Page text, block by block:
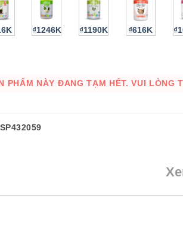
₫1246K ₫1190K ₫616K
PHẨM NÀY ĐANG TẠM HẾT. VUI LÒNG
SP432059